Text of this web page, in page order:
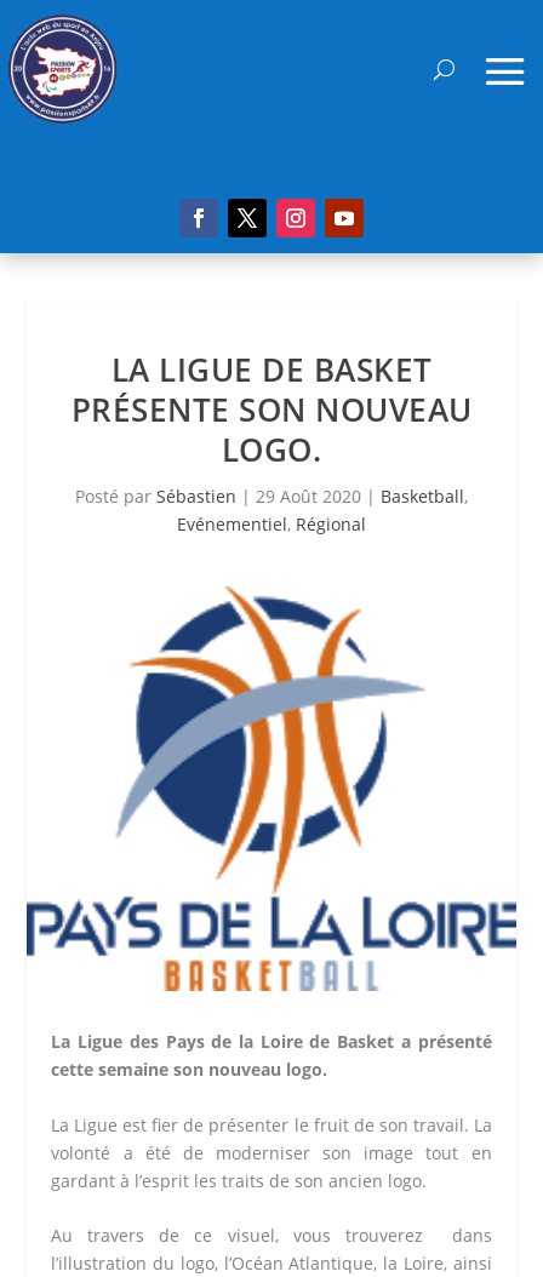
LA LIGUE DE BASKET
PRÉSENTE SON NOUVEAU
LOGO.
Posté par Sébastien | 29 Août 2020 | Basketball,
Evénementiel, Régional
La Ligue des Pays de la Loire de Basket a présenté
cette semaine son nouveau logo.
La Ligue est fier de présenter le fruit de son travail. La
volonté a été de moderniser son image tout en
gardant à l’esprit les traits de son ancien logo.
Au travers de ce visuel, vous trouverez dans
l’illustration du logo, l’Océan Atlantique, la Loire, ainsi